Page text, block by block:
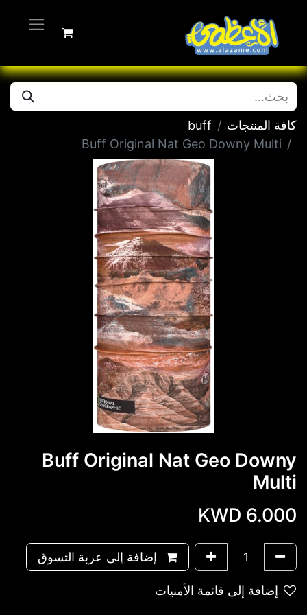
كافة المنتجات
buff
Buff Original Nat Geo Downy Multi
Buff Original Nat Geo Downy
Multi
6.000
إضافة إلى عربة التسوق
إضافة إلى قائمة الأمنيات